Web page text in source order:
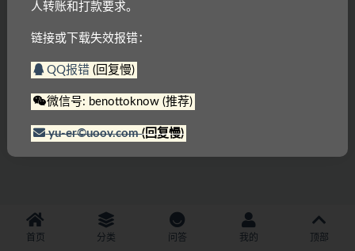
首页 分类 问答 我的 顶部
人转账和打款要求。
链接或下载失效报错：
QQ报错(回复慢)
微信号: benottoknow (推荐)
yu-er©uoov.com(回复慢)